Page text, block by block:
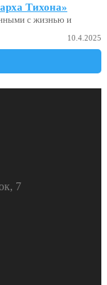
Тихона»
с жизнью и
10.4.2025
7